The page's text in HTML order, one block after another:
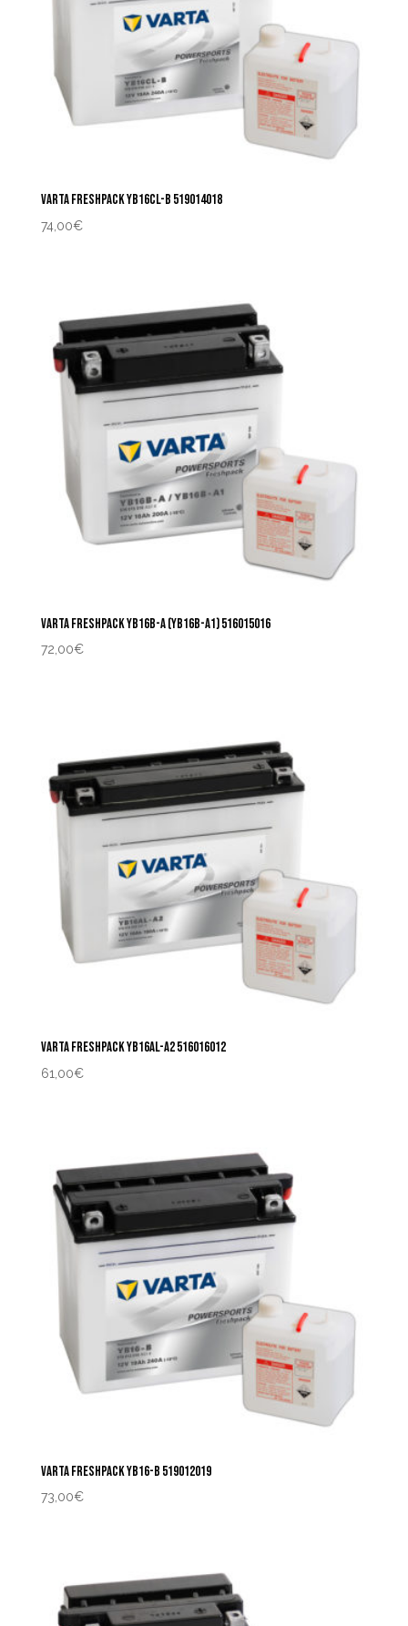
VARTA FRESHPACK YB16CL-B 519014018
74,00€
VARTA FRESHPACK YB16B-A (YB16B-A1) 516015016
72,00€
VARTA FRESHPACK YB16AL-A2 516016012
61,00€
VARTA FRESHPACK YB16-B 519012019
73,00€